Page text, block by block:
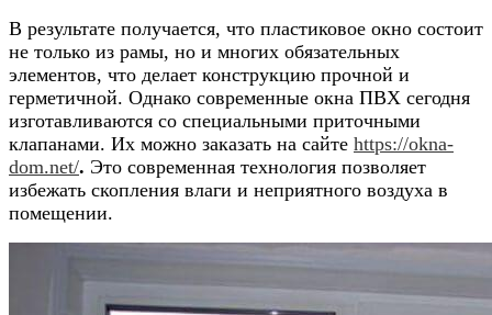
В результате получается, что пластиковое окно состоит
не только из рамы, но и многих обязательных
элементов, что делает конструкцию прочной и
герметичной. Однако современные окна ПВХ сегодня
изготавливаются со специальными приточными
клапанами. Их можно заказать на сайте https://okna-
dom.net/. Это современная технология позволяет
избежать скопления влаги и неприятного воздуха в
помещении.